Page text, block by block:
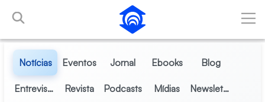
Pular para o Conteúdo principal
Notícias Eventos Jornal Ebooks Blog
Entrevistas Revista Podcasts Mídias Newsletter